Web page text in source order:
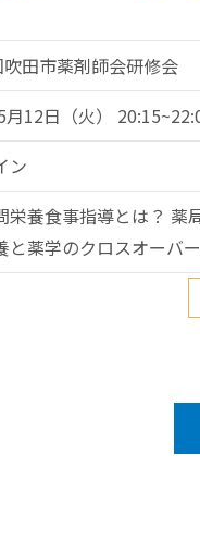
田市薬剤師会研修会
月12日（火）
ン
養食事指導とは？ 薬
薬学のクロスオーバ